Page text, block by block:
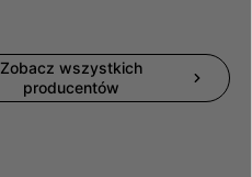
Zobacz wszystkich
producentów